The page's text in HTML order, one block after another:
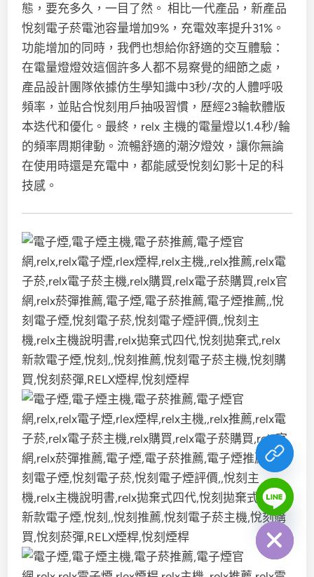
態，要充多久，一目了然。 相比一代產品，新產品
悅刻電子菸電池容量增加9%，充電效率提升31%。
功能增加的同時，我們也想給你舒適的交互體驗：
在電量燈燈效這個許多人都不易察覺的細節之處，
產品設計團隊依據仿生學知識中3秒/次的人體呼吸
頻率，並貼合悅刻用戶抽吸習慣，歷經23輪軟體版
本迭代和優化。最終，relx 主機的電量燈以1.4秒/輪
的頻率周期律動。流暢舒適的潮汐燈效，讓你無論
在使用時還是充電中，都能感受悅刻幻影十足的科
技感。
Hide
chaty